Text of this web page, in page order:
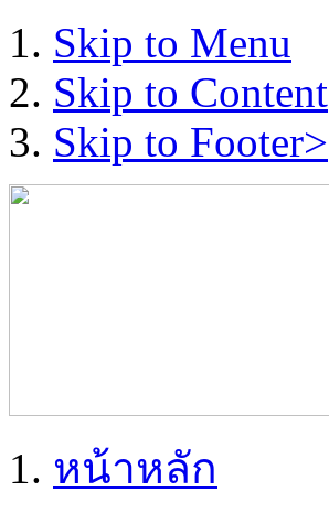
Skip to Menu
Skip to Content
Skip to Footer>
หน้าหลัก